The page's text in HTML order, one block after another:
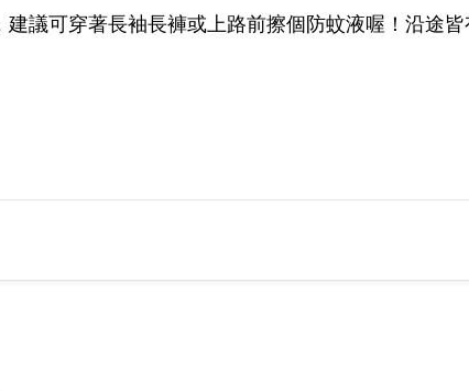
議可穿著長袖長褲或上路前擦個防蚊液喔！沿途